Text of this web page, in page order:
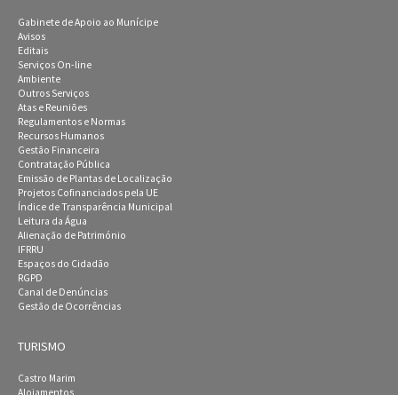
Gabinete de Apoio ao Munícipe
Avisos
Editais
Serviços On-line
Ambiente
Outros Serviços
Atas e Reuniões
Regulamentos e Normas
Recursos Humanos
Gestão Financeira
Contratação Pública
Emissão de Plantas de Localização
Projetos Cofinanciados pela UE
Índice de Transparência Municipal
Leitura da Água
Alienação de Património
IFRRU
Espaços do Cidadão
RGPD
Canal de Denúncias
Gestão de Ocorrências
TURISMO
Castro Marim